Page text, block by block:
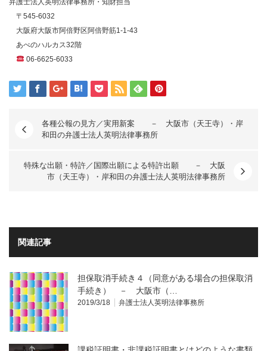
〒 545-6032
大阪府大阪市阿倍野区阿倍野筋1-1-43
あべのハルカス32階
06-6625-6033
各種公報の見方／実用新案 － 大阪市（天王寺）・岸
和田の弁護士法人英明法律事務所
特殊な出願・特許／国際出願による特許出願 － 大阪
市（天王寺）・岸和田の弁護士法人英明法律事務所
関連記事
担保取消手続き４（同意がある場合の担保取消
手続き） － 大阪市（…
2019/3/18 弁護士法人英明法律事務所